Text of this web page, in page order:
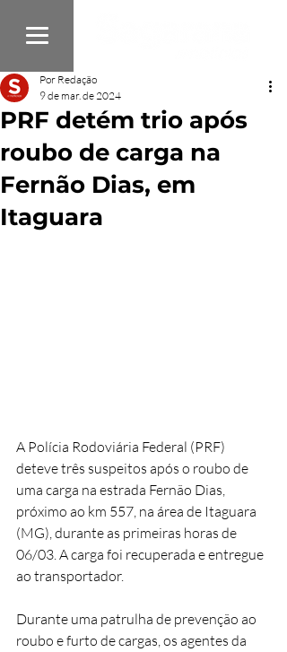
PRF detém trio após
roubo de carga na
Fernão Dias, em
Itaguara
Por Redação
9 de mar. de 2024
A Polícia Rodoviária Federal (PRF)
deteve três suspeitos após o roubo de
uma carga na estrada Fernão Dias,
próximo ao km 557, na área de Itaguara
(MG), durante as primeiras horas de
06/03. A carga foi recuperada e entregue
ao transportador.
Durante uma patrulha de prevenção ao
roubo e furto de cargas, os agentes da